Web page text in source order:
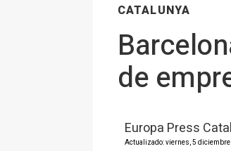
CATALUNYA
de
Europa Press
Actualizado: viernes, 5